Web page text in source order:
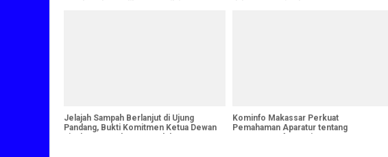
Jelajah Sampah Berlanjut di Ujung
Pandang, Bukti Komitmen Ketua Dewan
Kominfo Makassar Perkuat
Pemahaman Aparatur tentang